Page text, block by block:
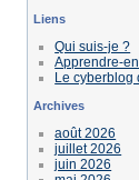
Liens
Qui suis-je ?
Apprendre-
Le cyberblog
Archives
août 2026
juillet 2026
juin 2026